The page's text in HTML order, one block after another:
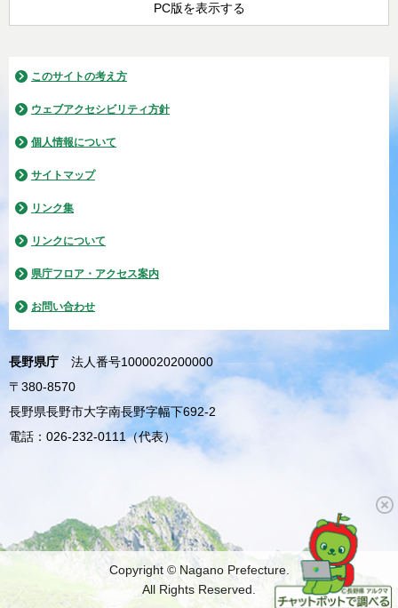
PC版を表示する
このサイトの考え方
ウェブアクセシビリティ方針
個人情報について
サイトマップ
リンク集
リンクについて
県庁フロア・アクセス案内
お問い合わせ
長野県庁
法人番号1000020200000
〒380-8570
長野県長野市大字南長野字幅下692-2
電話：026-232-0111（代表）
Copyright © Nagano Prefecture.
All Rights Reserved.